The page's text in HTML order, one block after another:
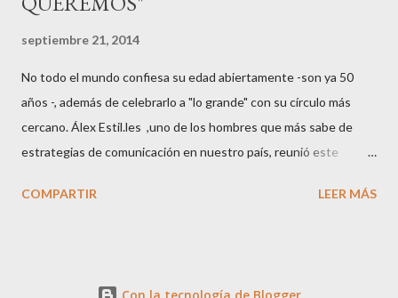
septiembre 21, 2014
No todo el mundo confiesa su edad abiertamente -son ya 50
años -, además de celebrarlo a "lo grande" con su círculo más
cercano. Álex Estil.les ,uno de los hombres que más sabe de
estrategias de comunicación en nuestro país, reunió este
colaboradores y amigos que a lo largo de su vida profesional han
COMPARTIR LEER MÁS